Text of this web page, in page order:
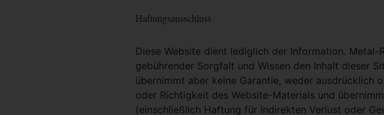
Haftungsausschluss
Diese Website dient lediglich der Information. Metal-
gebührender Sorgfalt und Wissen den Inhalt dieser
übernimmt aber keine Garantie, weder ausdrücklich
oder Richtigkeit des Website-Materials und
(einschließlich Haftung für indirekten Verlust oder